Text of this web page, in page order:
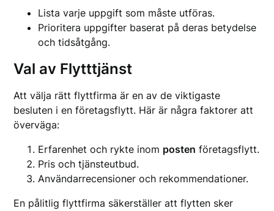
Lista varje uppgift som måste utföras.
Prioritera uppgifter baserat på deras betydelse
och tidsåtgång.
Val av Flytttjänst
Att välja rätt flyttfirma är en av de viktigaste
besluten i en företagsflytt. Här är några faktorer att
överväga:
Erfarenhet och rykte inom posten företagsflytt.
Pris och tjänsteutbud.
Användarrecensioner och rekommendationer.
En pålitlig flyttfirma säkerställer att flytten sker